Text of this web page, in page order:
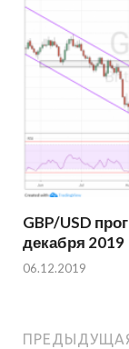
GBP/USD
декабря 2019
06.12.2019